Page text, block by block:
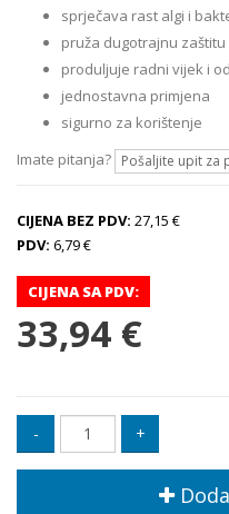
sprječava rast algi i
pruža dugotrajnu zaštitu
produljuje radni vijek i
jednostavna primjena
sigurno za korištenje
Imate pitanja? Pošaljite upit za
CIJENA BEZ PDV: 27,15 €
PDV: 6,79 €
CIJENA SA PDV:
33,94 €